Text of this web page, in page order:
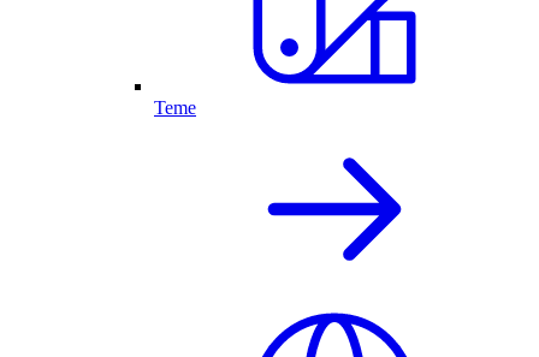
Teme